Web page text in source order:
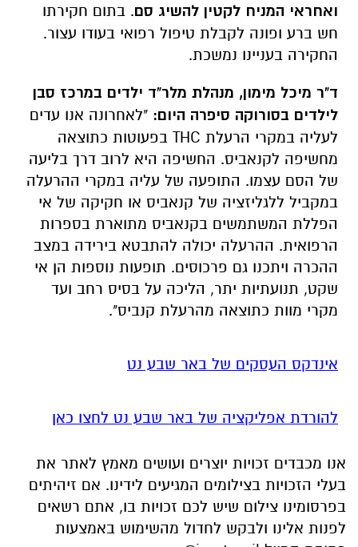
ואחראי המניח לקטין להשיג סם. בתום חקירתו
חש ברע ופונה לקבלת טיפול רפואי בעודו עצור.
החקירה בעניינו נמשכת.
ד"ר מיכל מימון, מנהלת מלר"ד ילדים במרכז סבן
לילדים בסורוקה סיפרה היום: "לאחרונה אנו עדים
לעליה במקרי הרעלת THC בפעוטות כתוצאה
מחשיפה לקנאביס. החשיפה היא לרוב דרך בליעה
של הסם עצמו. התופעה של עליה במקרי ההרעלה
במקביל ללגליזציה של קנאביס או חקיקה של אי
הפללת המשתמשים בקנאביס מתוארת בספרות
הרפואית. ההרעלה יכולה להתבטא בירידה במצב
ההכרה ויתכנו גם פרכוסים. תופעות נוספות הן אי
שקט, תנועתיות יתר, הליכה על בסיס רחב ועד
מקרי מוות כתוצאה מהרעלת קנביס".
אינדקס העסקים של באר שבע נט
להורדת אפליקציה של באר שבע נט לחצו כאן
אנו מכבדים זכויות יוצרים ועושים מאמץ לאתר את
בעלי הזכויות בצילומים המגיעים לידינו. אם זיהיתים
בפרסומינו צילום שיש לכם זכויות בו, אתם רשאים
לפנות אלינו ולבקש לחדול מהשימוש באמצעות